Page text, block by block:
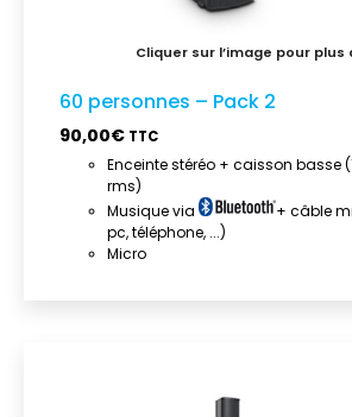
60 personnes – Pack 2
90,00€ TTC
Enceinte stéréo + caisson basse
rms)
Musique via
+ câble
pc, téléphone, ...)
Micro